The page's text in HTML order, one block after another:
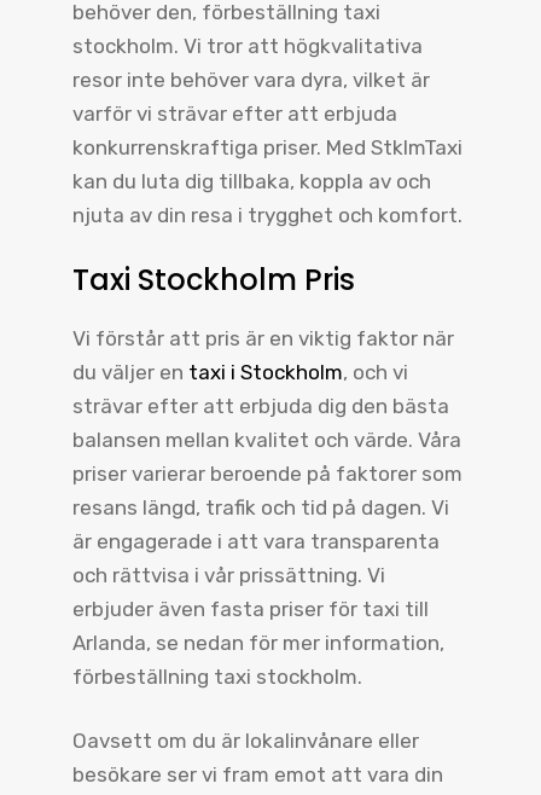
behöver den, förbeställning taxi
stockholm. Vi tror att högkvalitativa
resor inte behöver vara dyra, vilket är
varför vi strävar efter att erbjuda
konkurrenskraftiga priser. Med StklmTaxi
kan du luta dig tillbaka, koppla av och
njuta av din resa i trygghet och komfort.
Taxi Stockholm Pris
Vi förstår att pris är en viktig faktor när
du väljer en taxi i Stockholm, och vi
strävar efter att erbjuda dig den bästa
balansen mellan kvalitet och värde. Våra
priser varierar beroende på faktorer som
resans längd, trafik och tid på dagen. Vi
är engagerade i att vara transparenta
och rättvisa i vår prissättning. Vi
erbjuder även fasta priser för taxi till
Arlanda, se nedan för mer information,
förbeställning taxi stockholm.
Oavsett om du är lokalinvånare eller
besökare ser vi fram emot att vara din